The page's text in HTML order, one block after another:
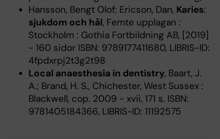
Hansson, Bengt Olof; Ericson, Dan, Karies:
sjukdom och hål, Femte upplagan :
Stockholm : Gothia Fortbildning AB, [2019]
- 160 sidor ISBN: 9789177411680, LIBRIS-ID:
4fpdxrpj2t3g2t98
Local anaesthesia in dentistry, Baart, J.
A.; Brand, H. S., Chichester, West Sussex :
Blackwell, cop. 2009 - xvii, 171 s. ISBN:
9781405184366, LIBRIS-ID: 11192575